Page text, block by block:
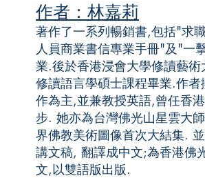
作者：林嘉莉
著作了一系列暢銷書,包括"求
人員商業書信專業手冊"及"一
業.後於香港浸會大學修讀藝
修讀語言學碩士課程畢業.作
作為主,並兼教授英語,曾任香
步. 她亦為台灣佛光山星雲大
界佛教美術圖像首次大結集.
講文稿, 翻譯成中文;為香港佛
文,以雙語版出版.